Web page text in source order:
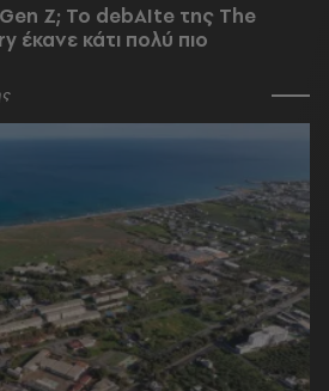
Z; Το debAIte της The
κάτι πολύ πιο